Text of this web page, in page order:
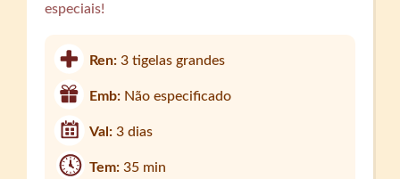
especiais!
Ren:3 tigelas grandes
Emb: Não especificado
Val:3 dias
Tem:35 min